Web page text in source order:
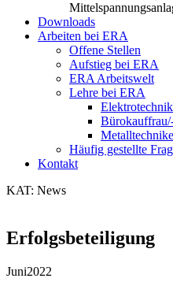
Downloads
Arbeiten bei ERA
Offene Stellen
Aufstieg bei ERA
ERA Arbeitswelt
Lehre bei ERA
Häufig gestellte
Kontakt
KAT: News
Erfolgsbeteiligung
Juni2022